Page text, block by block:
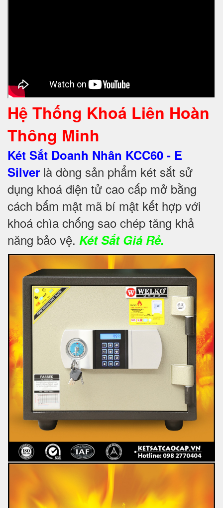
Hệ Thống Khoá Liên Hoàn
Thông Minh
Két Sắt Doanh Nhân KCC60 - E
Silver là dòng sản phẩm két sắt sử
dụng khoá điện tử cao cấp mở bằng
cách bấm mật mã bí mật kết hợp với
khoá chìa chống sao chép tăng khả
năng bảo vệ. Két Sắt Giá Rẻ.